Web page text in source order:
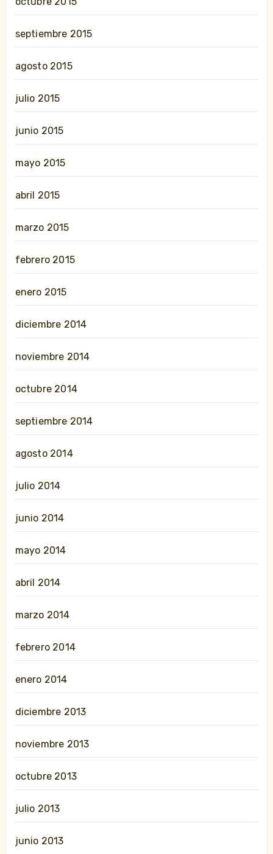
septiembre 2015
agosto 2015
julio 2015
junio 2015
mayo 2015
abril 2015
marzo 2015
febrero 2015
enero 2015
diciembre 2014
noviembre 2014
octubre 2014
septiembre 2014
agosto 2014
julio 2014
junio 2014
mayo 2014
abril 2014
marzo 2014
febrero 2014
enero 2014
diciembre 2013
noviembre 2013
octubre 2013
julio 2013
junio 2013